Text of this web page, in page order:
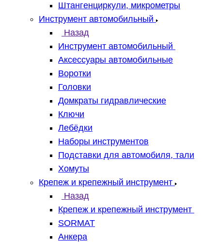
Штангенциркули, микрометры
Инструмент автомобильный
Назад
Инструмент автомобильный
Аксессуары автомобильные
Воротки
Головки
Домкраты гидравлические
Ключи
Лебёдки
Наборы инструментов
Подставки для автомобиля, тали
Хомуты
Крепеж и крепежный инструмент
Назад
Крепеж и крепежный инструмент
SORMAT
Анкера